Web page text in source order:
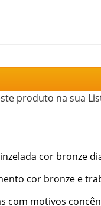
produto na sua
cor bronze
cor bronze e
com motivos